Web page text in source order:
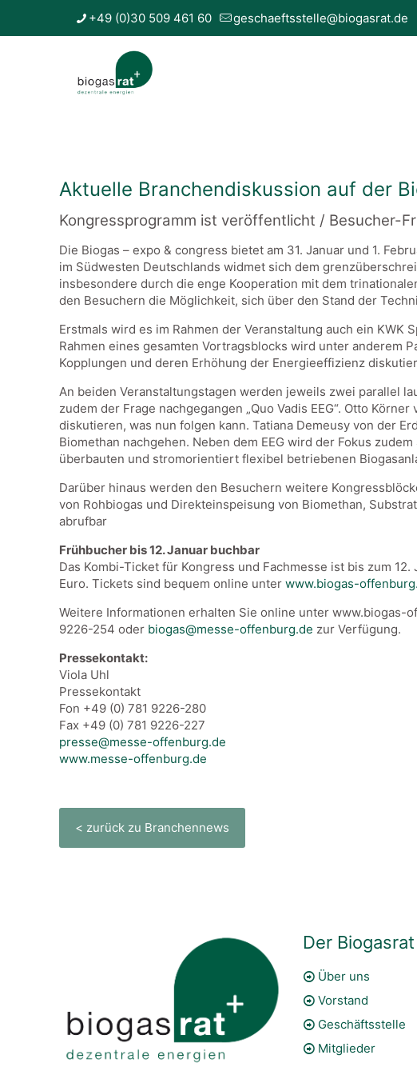
+49 (0)30 509 461 60 geschaeftsstelle@biogasrat.de
Aktuelle Branchendiskussion auf der
Kongressprogramm ist veröffentlicht / Besucher-
Die Biogas – expo & congress bietet am 31. Januar und 1.
im Südwesten Deutschlands widmet sich dem
insbesondere durch die enge Kooperation mit dem
den Besuchern die Möglichkeit, sich über den Stand der
Erstmals wird es im Rahmen der Veranstaltung auch ein KWK
Rahmen eines gesamten Vortragsblocks wird unter anderem
Kopplungen und deren Erhöhung der Energieeffizienz
An beiden Veranstaltungstagen werden jeweils zwei parallel
zudem der Frage nachgegangen „Quo Vadis EEG“. Otto
diskutieren, was nun folgen kann. Tatiana Demeusy von der
Biomethan nachgehen. Neben dem EEG wird der Fokus
überbauten und stromorientiert flexibel betriebenen
Darüber hinaus werden den Besuchern weitere
von Rohbiogas und Direkteinspeisung von Biomethan,
abrufbar
Frühbucher bis 12. Januar buchbar
Das Kombi-Ticket für Kongress und Fachmesse ist bis zum
Euro. Tickets sind bequem online unterwww.biogas-
Weitere Informationen erhalten Sie online unter www.biogas-
9226-254 oder biogas@messe-offenburg.de zur Verfügung.
Pressekontakt:
Viola Uhl
Pressekontakt
Fon +49 (0) 781 9226-280
Fax +49 (0) 781 9226-227
presse@messe-offenburg.de
www.messe-offenburg.de
< zurück zu Branchennews
Der Biogasrat
Über uns
Vorstand
Geschäftsstelle
Mitglieder